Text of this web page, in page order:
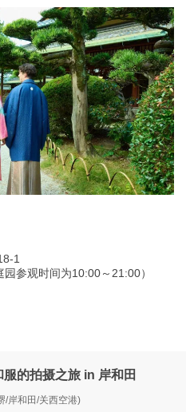
1
参观时间为10:00～21:00）
服的拍摄之旅 in 岸和田
/岸和田/关西空港)